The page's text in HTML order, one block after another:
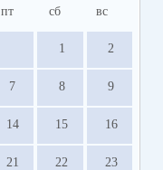
пт сб вс
1 2
7 8 9
14 15 16
21 22 23